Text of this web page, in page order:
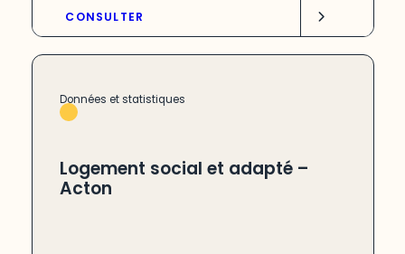
CONSULTER
Données et statistiques
Logement social et adapté –
Acton